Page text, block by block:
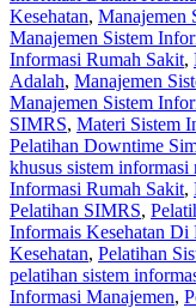
Kesehatan, Manajemen
Manajemen Sistem
Informasi Rumah Sakit,
Adalah, Manajemen
Manajemen Sistem
SIMRS, Materi Sistem
Pelatihan Downtime
khusus sistem informasi
Informasi Rumah Sakit,
Pelatihan SIMRS,
Informais Kesehatan Di
Kesehatan, Pelatihan
pelatihan sistem
Informasi Manajemen,